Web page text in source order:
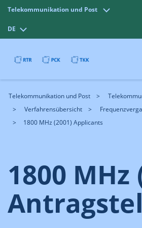
Telekommunikation und Post
DE
Telekommunikation und Post
Verfahrensübersicht
1800 MHz (2001) Applicants
1800 MHz